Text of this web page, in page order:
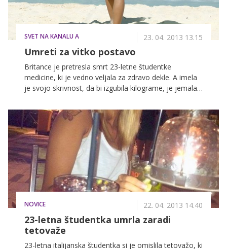
SVET NA KANALU A 23. 04. 2013 13.15
Umreti za vitko postavo
Britance je pretresla smrt 23-letne študentke
medicine, ki je vedno veljala za zdravo dekle. A imela
je svojo skrivnost, da bi izgubila kilograme, je jemala
shujšati. A žal ne brez posledic. Trg prepovedanih
substanc za hujšanje cveti, saj je vedno dovolj
obupanih posameznic in posameznikov, ki v želji, da bi
imeli sanjsko postavo, pozabijo na to, kaj je varno, in
preko spleta kupujejo 'smrt'. A dejstvo ostaja, da je
edini ključ do uspeha zdrav življenjski slog.
NOVICE 22. 04. 2013 14.40
23-letna študentka umrla zaradi
tetovaže
23-letna italijanska študentka si je omislila tetovažo, ki